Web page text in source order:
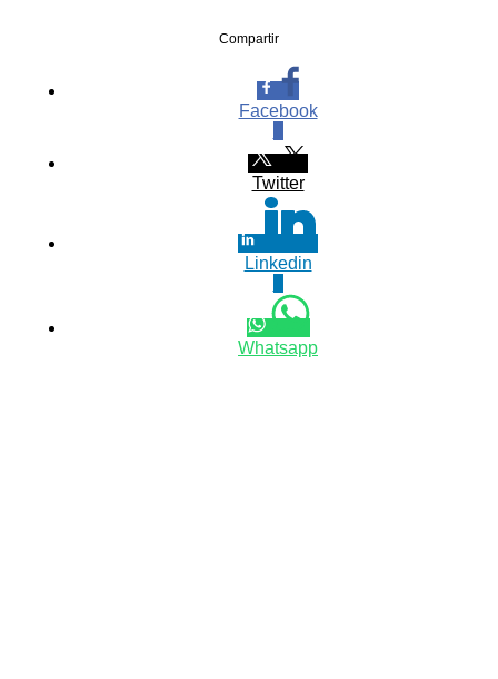
Compartir
Facebook
Twitter
Linkedin
Whatsapp